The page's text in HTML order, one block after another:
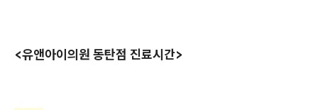
<유앤아이의원 동탄점 진료시간>